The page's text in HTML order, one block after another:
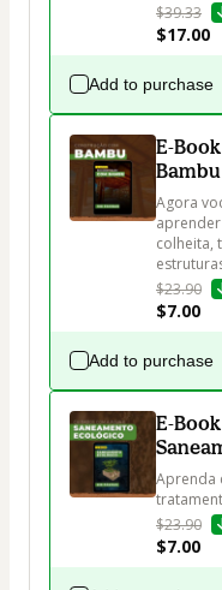
$39.33
$17.00
Add to purchase
E-
Bambu
Agora
colheita,
$23.90
$7.00
Add to purchase
E-
Aprenda
$23.90
$7.00